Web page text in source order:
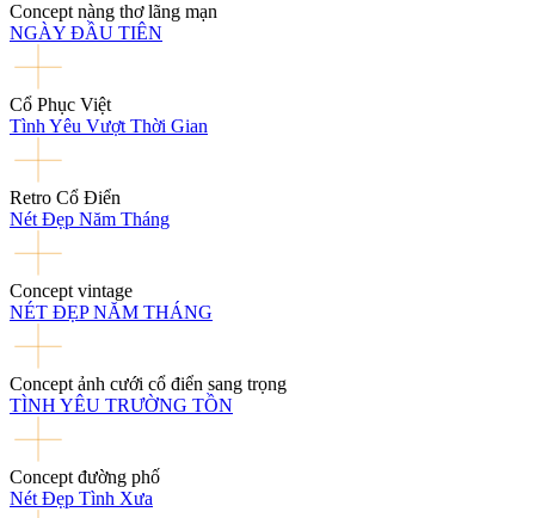
Concept nàng thơ lãng mạn
NGÀY ĐẦU TIÊN
Cổ Phục Việt
Tình Yêu Vượt Thời Gian
Retro Cổ Điển
Nét Đẹp Năm Tháng
Concept vintage
NÉT ĐẸP NĂM THÁNG
Concept ảnh cưới cổ điển sang trọng
TÌNH YÊU TRƯỜNG TỒN
Concept đường phố
Nét Đẹp Tình Xưa